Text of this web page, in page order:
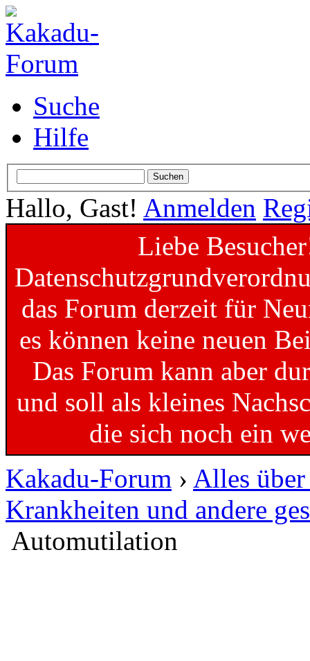
Suche
Hilfe
Hallo, Gast! Anmelden
Liebe
das Forum derzeit für
es können keine neuen
Das Forum kann aber
und soll als kleines
die sich noch ein
Kakadu-Forum › Alles
Krankheiten und andere
Automutilation